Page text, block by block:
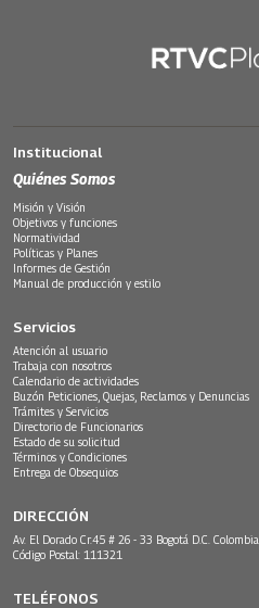
Institucional
Quiénes Somos
Misión y Visión
Objetivos y funciones
Normatividad
Políticas y Planes
Informes de Gestión
Manual de producción y estilo
Servicios
Atención al usuario
Trabaja con nosotros
Calendario de actividades
Buzón Peticiones, Quejas, Reclamos y Denuncias
Trámites y Servicios
Directorio de Funcionarios
Estado de su solicitud
Términos y Condiciones
Entrega de Obsequios
DIRECCIÓN
Av. El Dorado Cr.45 # 26 - 33 Bogotá D.C. Colombia.
Código Postal: 111321
TELÉFONOS